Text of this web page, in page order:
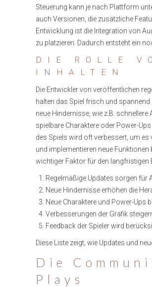
Steuerung kann je nach Plattform
auch Versionen, die zusätzliche
Entwicklung ist die Integration von
zu platzieren. Dadurch entsteht ein
DIE ROLLE
INHALTEN
Die Entwickler von veröffentlichen
halten das Spiel frisch und
neue Hindernisse, wie z.B.
spielbare Charaktere oder Power-
des Spiels wird oft verbessert, um es
und implementieren neue
wichtiger Faktor für den langfristigen
Regelmäßige Updates sorgen für
Neue Hindernisse erhöhen die
Neue Charaktere und Power-Ups
Verbesserungen der Grafik
Feedback der Spieler wird
Diese Liste zeigt, wie Updates und
Die
Plays